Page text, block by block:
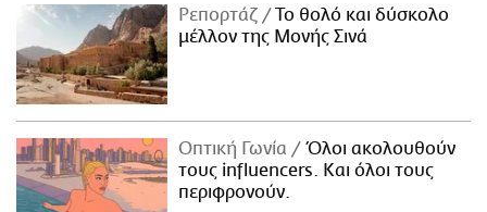
Ρεπορτάζ
Το θολό και δύσκολο
μέλλον της Μονής Σινά
Οπτική Γωνία
Όλοι ακολουθούν
τους influencers. Και όλοι τους
περιφρονούν.